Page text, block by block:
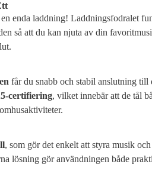
enda laddning! Laddningsfodralet
så att du kan njuta av din
får du snabb och stabil anslutning till
certifiering, vilket innebär att de tål
, som gör det enkelt att styra musik
lösning gör användningen både